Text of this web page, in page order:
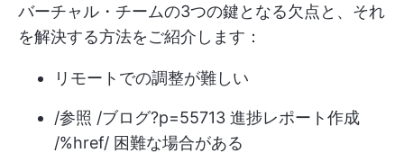
バーチャル・チームの3つの鍵となる欠点と、それ
を解決する方法をご紹介します：
リモートでの調整が難しい
/参照 /ブログ?p=55713 進捗レポート作成
/%href/ 困難な場合がある